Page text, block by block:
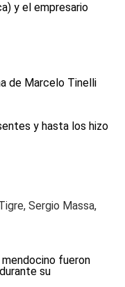
y el empresario
de Marcelo Tinelli
y hasta los hizo
Sergio Massa,
fueron
su